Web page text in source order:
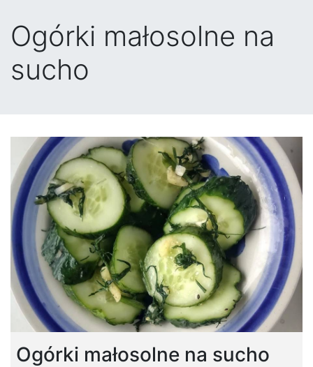
Ogórki małosolne na
sucho
Ogórki małosolne na sucho